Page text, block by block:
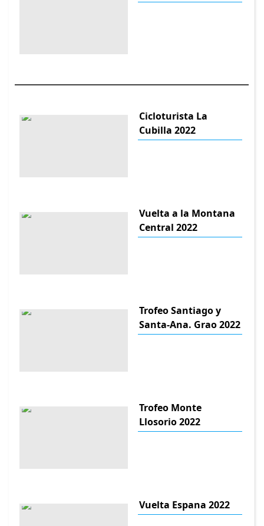
Cicloturista La
Cubilla 2022
Vuelta a la Montana
Central 2022
Trofeo Santiago y
Santa-Ana. Grao 2022
Trofeo Monte
Llosorio 2022
Vuelta Espana 2022